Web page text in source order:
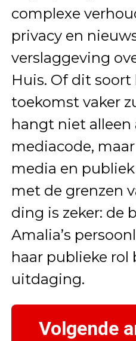
complexe
privacy en
verslaggeving
Huis. Of dit
toekomst vaker
hangt niet alleen
mediacode,
media en
met de grenzen
ding is zeker: de
Amalia’s
haar publieke rol
uitdaging.
Volgende